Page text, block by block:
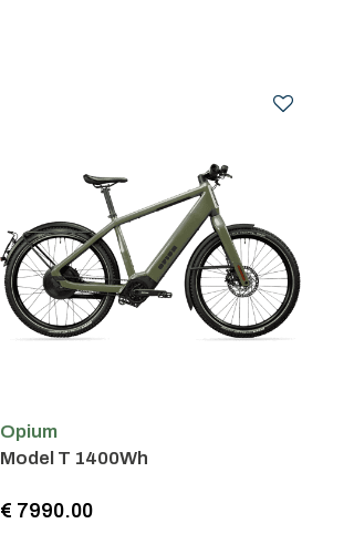
Opium
Model T 1400Wh
€ 7990.00